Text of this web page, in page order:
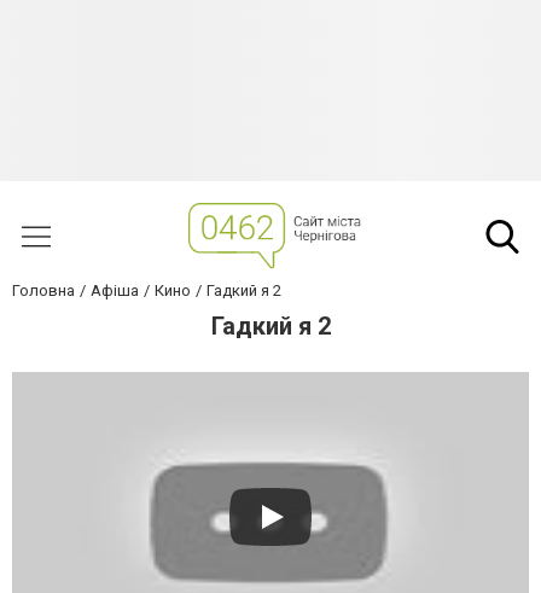
Головна Афіша Кино Гадкий я 2
Гадкий я 2